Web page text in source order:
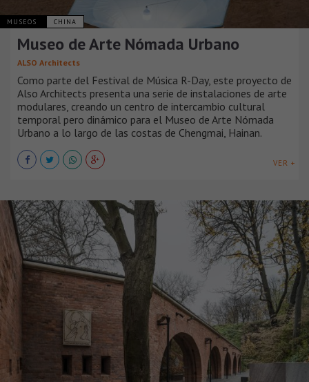
MUSEOS CHINA
Museo de Arte Nómada Urbano
ALSO Architects
Como parte del Festival de Música R-Day, este proyecto de
Also Architects presenta una serie de instalaciones de arte
modulares, creando un centro de intercambio cultural
temporal pero dinámico para el Museo de Arte Nómada
Urbano a lo largo de las costas de Chengmai, Hainan.
VER +